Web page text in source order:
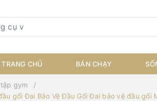
TRANG CHỦ BÁN CHẠY
gym
gối Đai Bảo Vệ Đầu Gối Đai bảo vệ đầu